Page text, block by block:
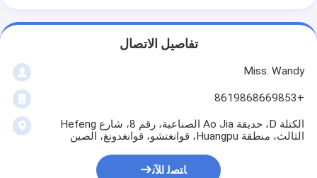
تفاصيل الاتصال
Miss. Wandy
+8619868669853
الكتلة D، حديقة Ao Jia الصناعية، رقم 8، شارع Hefeng
الثالث، منطقة Huangpu، قوانغتشو، قوانغدونغ، الصين
ﺎﺘﺼﻟ ﺍﻶﻧ